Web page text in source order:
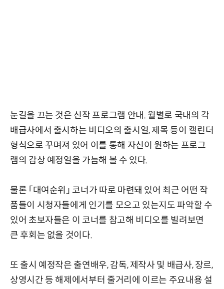
눈길을 끄는 것은 신작 프로그램 안내. 월별로 국내의 각
배급사에서 출시하는 비디오의 출시일, 제목 등이 캘린더
형식으로 꾸며져 있어 이를 통해 자신이 원하는 프로그
램의 감상 예정일을 가늠해 볼 수 있다.
물론 「대여순위」 코너가 따로 마련돼 있어 최근 어떤 작
품들이 시청자들에게 인기를 모으고 있는지도 파악할 수
있어 초보자들은 이 코너를 참고해 비디오를 빌려보면
큰 후회는 없을 것이다.
또 출시 예정작은 출연배우, 감독, 제작사 및 배급사, 장르,
상영시간 등 해제에서부터 줄거리에 이르는 주요내용 설